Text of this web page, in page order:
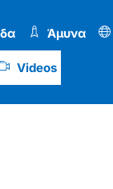
Άμυνα
Videos